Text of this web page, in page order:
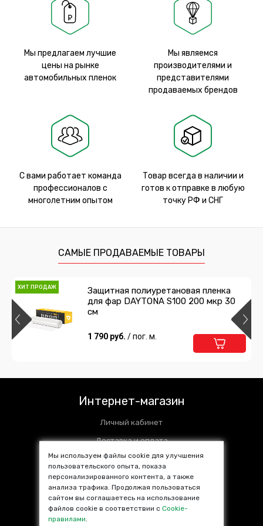
Мы предлагаем лучшие
цены на рынке
автомобильных пленок
Мы являемся
производителями и
представителями
продаваемых брендов
С вами работает команда
профессионалов с
многолетним опытом
Товар всегда в наличии и
готов к отправке в любую
точку РФ и СНГ
САМЫЕ ПРОДАВАЕМЫЕ ТОВАРЫ
ХИТ ПРОДАЖ
Защитная полиуретановая пленка
для фар DAYTONA S100 200 мкр 30
см
1 790 руб. / пог. м.
Интернет-магазин
Личный кабинет
Доставка и оплата
Установочные центры
Контакты
SALE %
Популярные товары
Мы используем файлы cookie для улучшения
пользовательского опыта, показа
персонализированного контента, а также
анализа трафика. Продолжая пользоваться
сайтом вы соглашаетесь на использование
файлов cookie в соответствии сCookie-
правилами.